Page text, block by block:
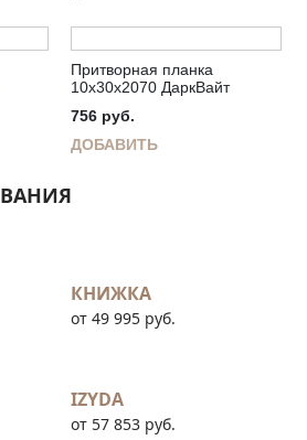
Притворная планка
10х30х2070 ДаркВайт
756 руб.
ДОБАВИТЬ
КНИЖКА
от 49 995 руб.
IZYDA
от 57 853 руб.